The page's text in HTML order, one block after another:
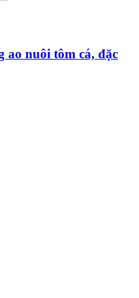
ao nuôi tôm cá, đặc